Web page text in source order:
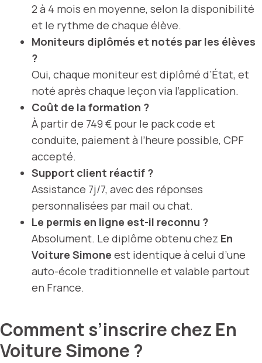
2 à 4 mois en moyenne, selon la disponibilité
et le rythme de chaque élève.
Moniteurs diplômés et notés par les élèves
?
Oui, chaque moniteur est diplômé d’État, et
noté après chaque leçon via l’application.
Coût de la formation ?
À partir de 749 € pour le pack code et
conduite, paiement à l’heure possible, CPF
accepté.
Support client réactif ?
Assistance 7j/7, avec des réponses
personnalisées par mail ou chat.
Le permis en ligne est-il reconnu ?
Absolument. Le diplôme obtenu chez En
Voiture Simone est identique à celui d’une
auto-école traditionnelle et valable partout
en France.
Comment s’inscrire chez En
Voiture Simone ?